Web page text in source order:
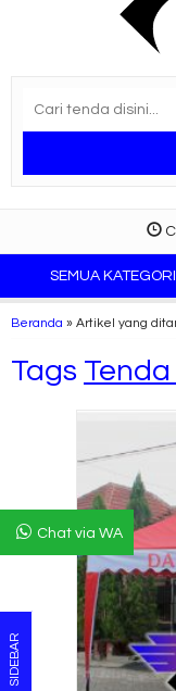
SEMUA
Beranda » Artikel yang
Tags
SIDEBAR
Chat via WA